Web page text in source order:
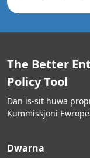
The Better
Policy Tool
Dan is-sit huwa
Kummissjoni
Dwarna